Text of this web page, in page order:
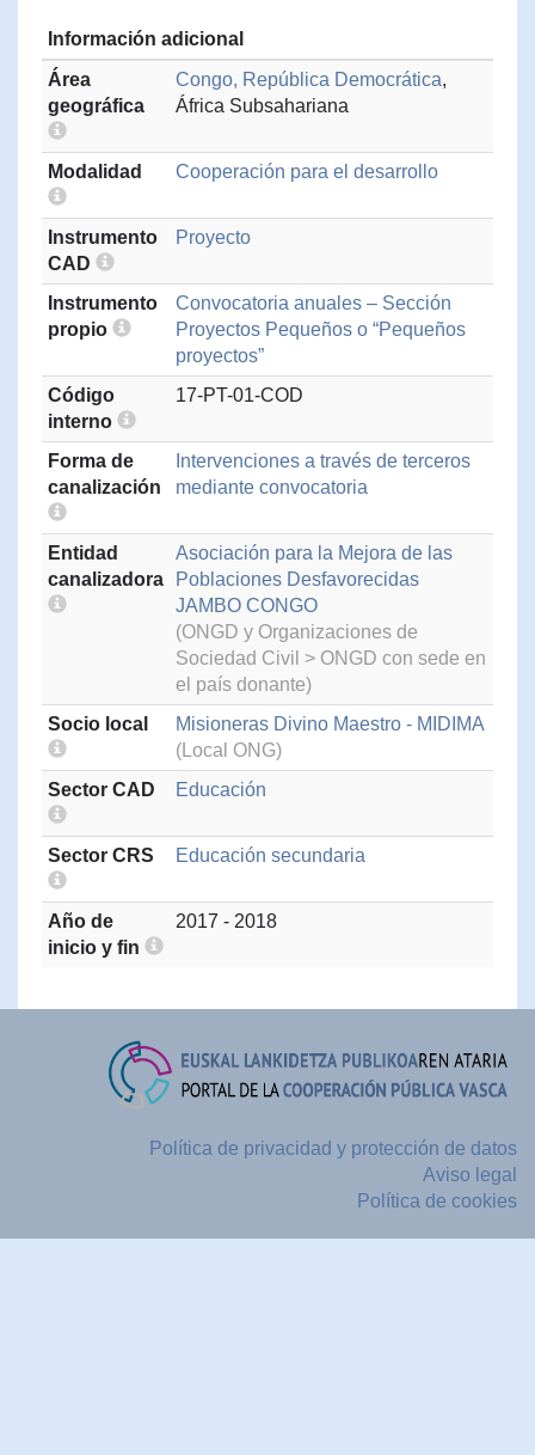
Información adicional
Área
geográfica
Congo, República Democrática,
África Subsahariana
Modalidad Cooperación para el desarrollo
Instrumento
CAD
Proyecto
Instrumento
propio
Convocatoria anuales – Sección
Proyectos Pequeños o “Pequeños
proyectos”
Código
interno
17-PT-01-COD
Forma de
canalización
Intervenciones a través de terceros
mediante convocatoria
Entidad
canalizadora
Asociación para la Mejora de las
Poblaciones Desfavorecidas
JAMBO CONGO
(ONGD y Organizaciones de
Sociedad Civil > ONGD con sede en
el país donante)
Socio local
Misioneras Divino Maestro - MIDIMA
(Local ONG)
Sector CAD
Educación
Sector CRS Educación secundaria
Año de
inicio y fin
2017 - 2018
Política de privacidad y protección de datos
Aviso legal
Política de cookies